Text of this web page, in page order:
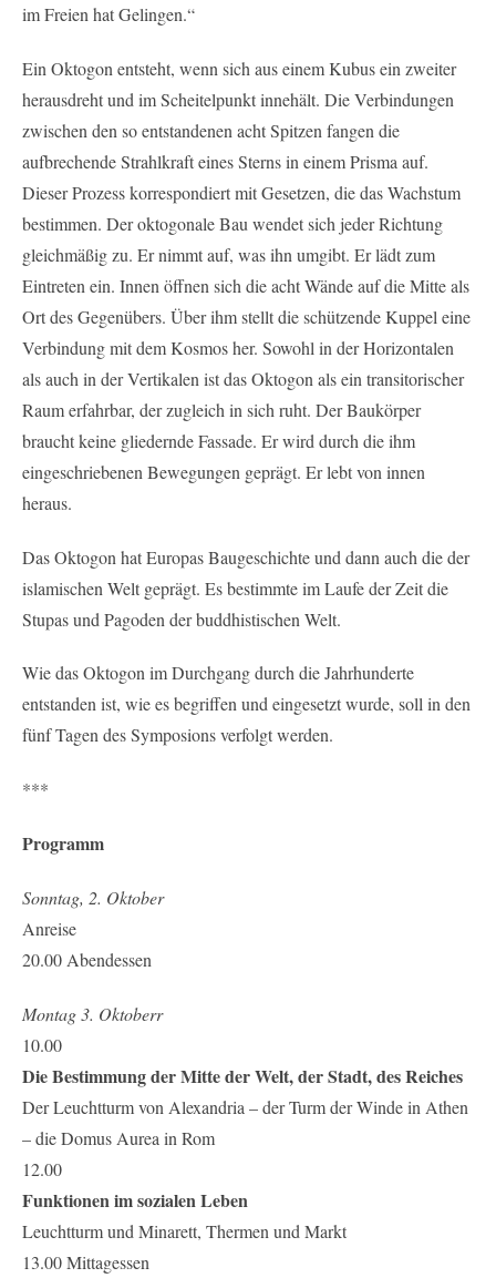
im Freien hat Gelingen.“
Ein Oktogon entsteht, wenn sich aus einem Kubus ein zweiter
herausdreht und im Scheitelpunkt innehält. Die Verbindungen
zwischen den so entstandenen acht Spitzen fangen die
aufbrechende Strahlkraft eines Sterns in einem Prisma auf.
Dieser Prozess korrespondiert mit Gesetzen, die das Wachstum
bestimmen. Der oktogonale Bau wendet sich jeder Richtung
gleichmäßig zu. Er nimmt auf, was ihn umgibt. Er lädt zum
Eintreten ein. Innen öffnen sich die acht Wände auf die Mitte als
Ort des Gegenübers. Über ihm stellt die schützende Kuppel eine
Verbindung mit dem Kosmos her. Sowohl in der Horizontalen
als auch in der Vertikalen ist das Oktogon als ein transitorischer
Raum erfahrbar, der zugleich in sich ruht. Der Baukörper
braucht keine gliedernde Fassade. Er wird durch die ihm
eingeschriebenen Bewegungen geprägt. Er lebt von innen
heraus.
Das Oktogon hat Europas Baugeschichte und dann auch die der
islamischen Welt geprägt. Es bestimmte im Laufe der Zeit die
Stupas und Pagoden der buddhistischen Welt.
Wie das Oktogon im Durchgang durch die Jahrhunderte
entstanden ist, wie es begriffen und eingesetzt wurde, soll in den
fünf Tagen des Symposions verfolgt werden.
***
Programm
Sonntag, 2. Oktober
Anreise
20.00 Abendessen
Montag 3. Oktoberr
10.00
Die Bestimmung der Mitte der Welt, der Stadt, des Reiches
Der Leuchtturm von Alexandria – der Turm der Winde in Athen
– die Domus Aurea in Rom
12.00
Funktionen im sozialen Leben
Leuchtturm und Minarett, Thermen und Markt
13.00 Mittagessen